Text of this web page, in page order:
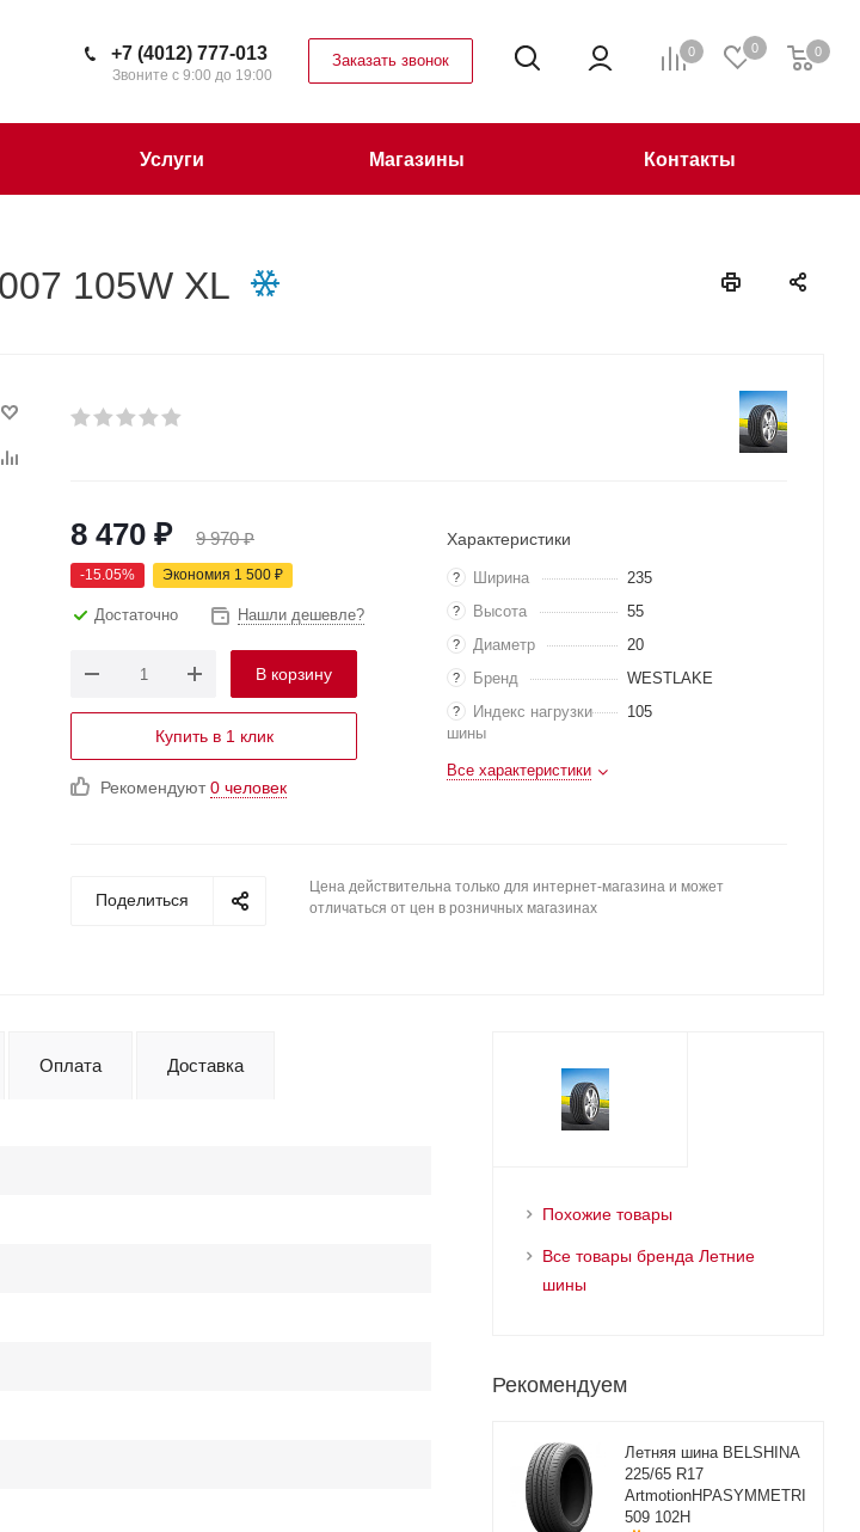
0 0 0
+7 (4012) 777-013
Звоните с 9:00 до 19:00
Заказать звонок
Услуги Магазины Контакты
105W XL
8 470 ₽ 9 970₽
-15.05% Экономия 1 500 ₽
Достаточно Нашли дешевле?
В корзину
Купить в 1 клик
Рекомендуют0 человек
Характеристики
? Ширина 235
? Высота 55
? Диаметр 20
? Бренд WESTLAKE
?
Индекс нагрузки
шины
105
Все характеристики
Поделиться
Цена действительна только для интернет-магазина и может
отличаться от цен в розничных магазинах
Оплата Доставка
Похожие товары
Все товары бренда Летние
шины
Рекомендуем
Летняя шина BELSHINA
225/65 R17
ArtmotionHPASYMMETRICBEL-
509 102H